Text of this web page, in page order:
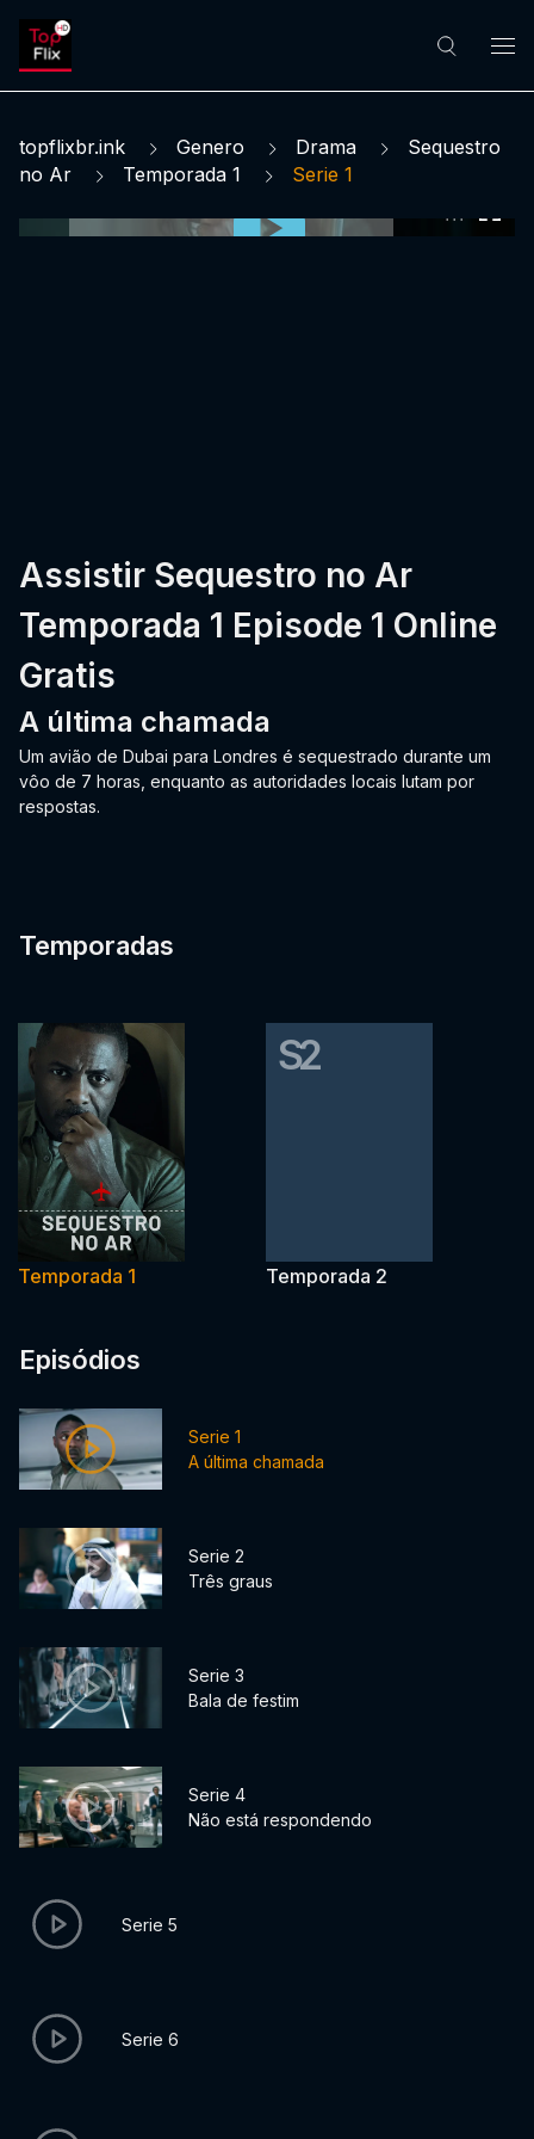
topflixbr.ink Genero Drama
Sequestro
no Ar
Temporada 1 Serie 1
Assistir Sequestro no Ar
Temporada 1 Episode 1 Online
Gratis
A última chamada
Um avião de Dubai para Londres é sequestrado durante um
vôo de 7 horas, enquanto as autoridades locais lutam por
respostas.
Temporadas
Temporada 1
S2
Temporada 2
Episódios
Serie 1
A última chamada
Serie 2
Três graus
Serie 3
Bala de festim
Serie 4
Não está respondendo
Serie 5
Serie 6